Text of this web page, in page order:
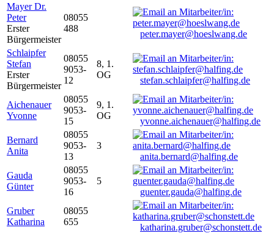
Mayer Dr.
Peter
Erster
Bürgermeister
08055
488
peter.mayer@hoeslwang.de
Schlaipfer
Stefan
Erster
Bürgermeister
08055
9053-
12
8, 1.
OG
stefan.schlaipfer@halfing.de
Aichenauer
Yvonne
08055
9053-
15
9, 1.
OG
yvonne.aichenauer@halfing.de
Bernard
Anita
08055
9053-
13
3
anita.bernard@halfing.de
Gauda
Günter
08055
9053-
16
5
guenter.gauda@halfing.de
Gruber
Katharina
08055
655
katharina.gruber@schonstett.de